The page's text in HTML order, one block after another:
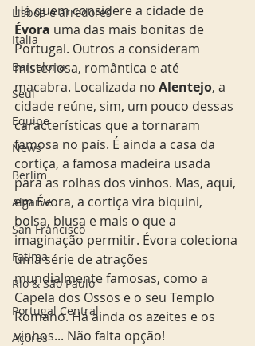
Lisboa e arredores
Italia
Barcelona
Seul
Equipe
News
Berlim
Algarve
San Francisco
Fatima
Rio & São Paulo
Portugal Central
Açores
Há quem considere a cidade de
Évora uma das mais bonitas de
Portugal. Outros a consideram
misteriosa, romântica e até
macabra. Localizada no Alentejo, a
cidade reúne, sim, um pouco dessas
características que a tornaram
famosa no país. É ainda a casa da
cortiça, a famosa madeira usada
para as rolhas dos vinhos. Mas, aqui,
em Évora, a cortiça vira biquini,
bolsa, blusa e mais o que a
imaginação permitir. Évora coleciona
uma série de atrações
mundialmente famosas, como a
Capela dos Ossos e o seu Templo
Romano. Há ainda os azeites e os
vinhos... Não falta opção!